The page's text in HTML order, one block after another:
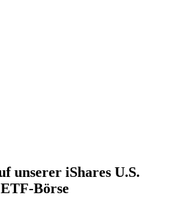
unserer iShares U.S.
Börse